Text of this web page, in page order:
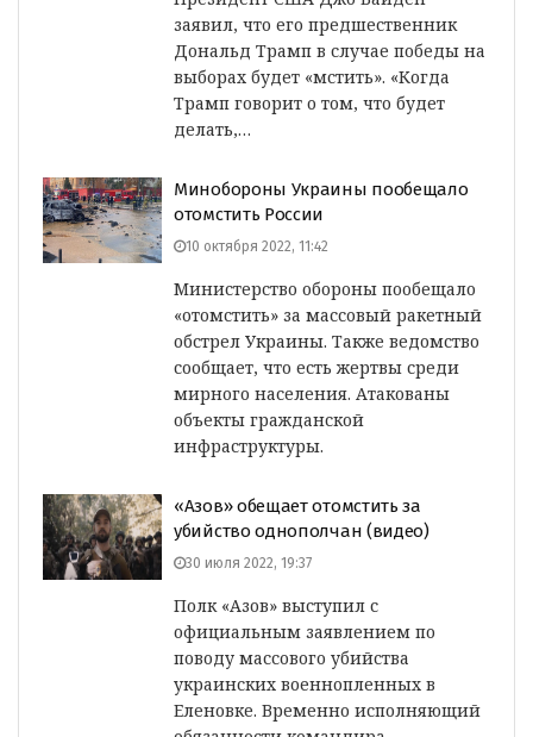
заявил, что его предшественник
Дональд Трамп в случае победы на
выборах будет «мстить». «Когда
Трамп говорит о том, что будет
делать,…
Минобороны Украины пообещало
отомстить России
10 октября 2022, 11:42
Министерство обороны пообещало
«отомстить» за массовый ракетный
обстрел Украины. Также ведомство
сообщает, что есть жертвы среди
мирного населения. Атакованы
объекты гражданской
инфраструктуры.
«Азов» обещает отомстить за
убийство однополчан (видео)
30 июля 2022, 19:37
Полк «Азов» выступил с
официальным заявлением по
поводу массового убийства
украинских военнопленных в
Еленовке. Временно исполняющий